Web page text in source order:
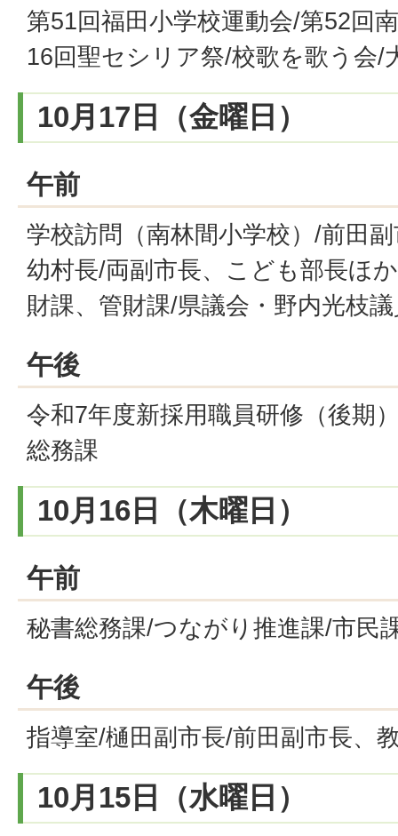
第51回福田小学校運動会/第52回
16回聖セシリア祭/校歌を歌う会/
10月17日（金曜日）
午前
学校訪問（南林間小学校）/前田
幼村長/両副市長、こども部長ほ
財課、管財課/県議会・野内光枝
午後
令和7年度新採用職員研修（後期
総務課
10月16日（木曜日）
午前
秘書総務課/つながり推進課/市民
午後
指導室/樋田副市長/前田副市長、
10月15日（水曜日）